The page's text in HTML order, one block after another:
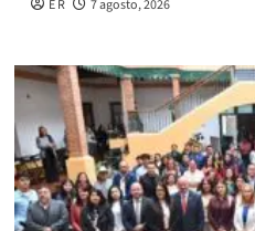
E R 7 agosto, 2026